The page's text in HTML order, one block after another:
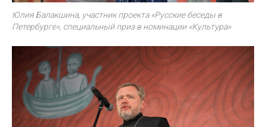
Юлия Балакшина, участник проекта «Русские беседы в
Петербурге», специальный приз в номинации «Культура»